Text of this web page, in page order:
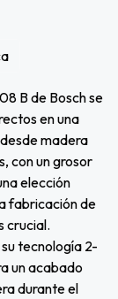
B de Bosch se
en una
madera
con un grosor
elección
fabricación de
crucial.
tecnología 2-
un acabado
durante el